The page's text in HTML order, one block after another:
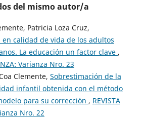
del mismo autor/a
Patricia Loza Cruz,
en calidad de vida de los adultos
La educación un factor clave ,
Varianza Nro. 23
Clemente, Sobrestimación de la
infantil obtenida con el método
para su corrección , REVISTA
Nro. 22